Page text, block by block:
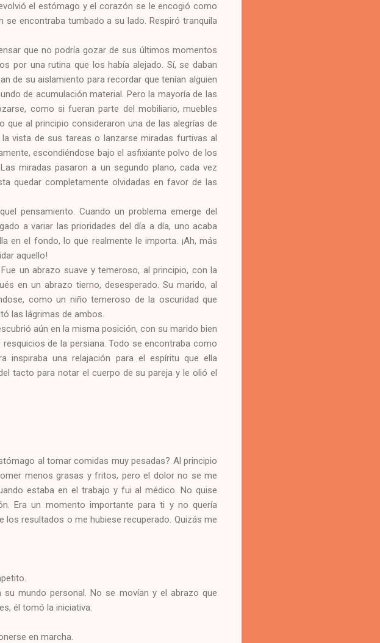
el estómago y el corazón se le encogió como
encontraba tumbado a su lado. Respiró tranquila
que no podría gozar de sus últimos momentos
por una rutina que los había alejado. Sí, se daban
de su aislamiento para recordar que tenían alguien
de acumulación material. Pero la mayoría de las
como si fueran parte del mobiliario, muebles
que al principio consideraron una de las alegrías de
vista de sus tareas o lanzarse miradas furtivas al
escondiéndose bajo el asfixiante polvo de los
miradas pasaron a un segundo plano, cada vez
quedar completamente olvidadas en favor de las
pensamiento. Cuando un problema emerge del
a variar las prioridades del día a día, uno acaba
en el fondo, lo que realmente le importa. ¡Ah, más
aquello!
un abrazo suave y temeroso, al principio, con la
en un abrazo tierno, desesperado. Su marido, al
como un niño temeroso de la oscuridad que
las lágrimas de ambos.
aún en la misma posición, con su marido bien
de la persiana. Todo se encontraba como
inspiraba una relajación para el espíritu que ella
tacto para notar el cuerpo de su pareja y le olió el
al tomar comidas muy pesadas? Al principio
menos grasas y fritos, pero el dolor no se me
estaba en el trabajo y fui al médico. No quise
Era un momento importante para ti y no quería
resultados o me hubiese recuperado. Quizás me
mundo personal. No se movían y el abrazo que
él tomó la iniciativa:
en marcha.